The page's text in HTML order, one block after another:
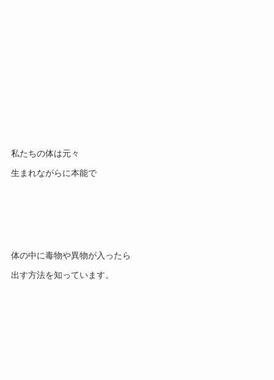
私たちの体は元々
生まれながらに本能で
体の中に毒物や異物が入ったら
出す方法を知っています。